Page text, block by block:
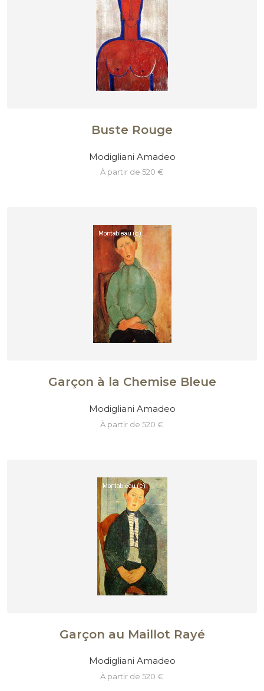
Buste Rouge
Modigliani Amadeo
à partir de 520 €
Garçon à la Chemise Bleue
Modigliani Amadeo
à partir de 520 €
Garçon au Maillot Rayé
Modigliani Amadeo
à partir de 520 €